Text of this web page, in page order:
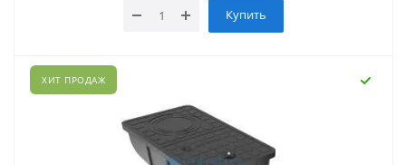
Купить
ХИТ ПРОДАЖ